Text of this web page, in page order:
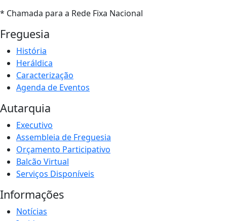
* Chamada para a Rede Fixa Nacional
Freguesia
História
Heráldica
Caracterização
Agenda de Eventos
Autarquia
Executivo
Assembleia de Freguesia
Orçamento Participativo
Balcão Virtual
Serviços Disponíveis
Informações
Notícias